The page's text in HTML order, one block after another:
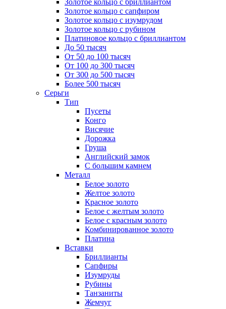
Золотое кольцо с бриллиантом
Золотое кольцо с сапфиром
Золотое кольцо с изумрудом
Золотое кольцо с рубином
Платиновое кольцо с бриллиантом
До 50 тысяч
От 50 до 100 тысяч
От 100 до 300 тысяч
От 300 до 500 тысяч
Более 500 тысяч
Серьги
Тип
Пусеты
Конго
Висячие
Дорожка
Груша
Английский замок
С большим камнем
Металл
Белое золото
Желтое золото
Красное золото
Белое с желтым золото
Белое с красным золото
Комбинированное золото
Платина
Вставки
Бриллианты
Сапфиры
Изумруды
Рубины
Танзаниты
Жемчуг